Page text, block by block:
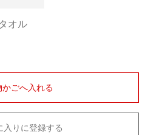
オル
入りに登録する